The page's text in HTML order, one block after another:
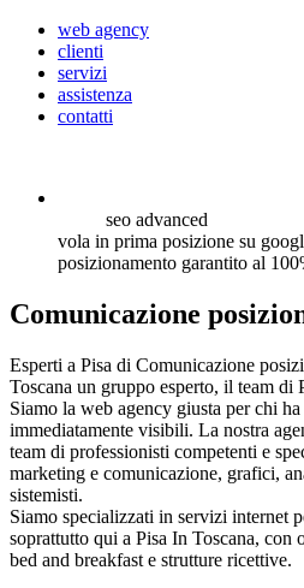
web agency
clienti
servizi
assistenza
contatti
seo advanced
vola in prima posizione su
posizionamento garantito al
Comunicazione
Esperti a Pisa di Comunicazione
Toscana un gruppo esperto, il team di
Siamo la web agency giusta per chi
immediatamente visibili. La nostra
team di professionisti competenti e
marketing e comunicazione, grafici,
sistemisti.
Siamo specializzati in servizi internet
soprattutto qui a Pisa In Toscana, con
bed and breakfast e strutture ricettive.